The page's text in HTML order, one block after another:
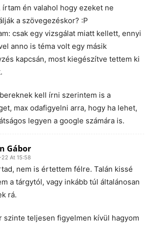
írtam én valahol hogy ezeket ne
a szövegezéskor? :P
csak egy vizsgálat miatt kellett, ennyi
anno is téma volt egy másik
kapcsán, most kiegészítve tettem ki
kell írni szerintem is a
max odafigyelni arra, hogy ha lehet,
legyen a google számára is.
Gábor
At 15:58
nem is értettem félre. Talán kissé
a tárgytól, vagy inkább túl általánosan
rá.
szinte teljesen figyelmen kívül hagyom